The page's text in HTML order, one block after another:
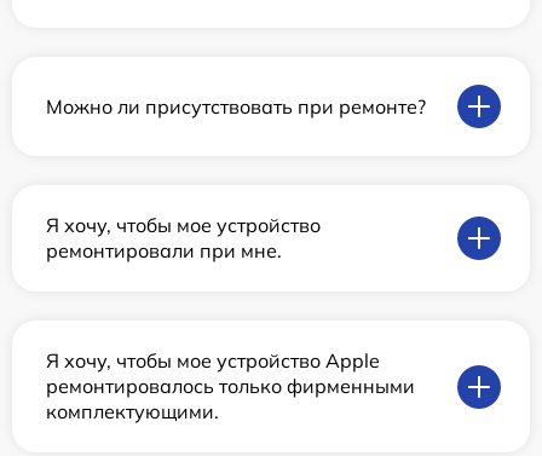
Можно ли присутствовать при ремонте?
Я хочу, чтобы мое устройство
ремонтировали при мне.
Я хочу, чтобы мое устройство Apple
ремонтировалось только фирменными
комплектующими.